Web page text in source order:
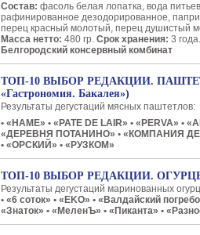
Состав: фасоль белая лопатка, вода
рафинированное дезодорированное,
перец красный молотый, перец душистый
Масса нетто: 480 гр. Срок хранения: 3 года.
Белгородский консервный комбинат
ТОП-10 ВЫБОР РЕДАКЦИИ.
«Гастрономия. Бакалея»)
Результаты дегустаций мясных паштетлов:
• «HAME» • «PATE DE LAIR» • «PERVA»
«ДЕРЕВНЯ ПОТАНИНО» • «КОМПАНИЯ
• «ОРСКИЙ» • «РУЗКОМ»
ТОП-10 ВЫБОР РЕДАКЦИИ.
Результаты дегустаций маринованных
• «6 соток» • «EKO» • «Валдайский
«Знаток» • «МеленЪ» • «Пиканта» •